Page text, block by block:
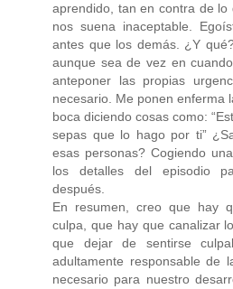
aprendido, tan en contra de
nos suena inaceptable.
antes que los demás. ¿Y
aunque sea de vez en
anteponer las propias
necesario. Me ponen enferma
boca diciendo cosas como:
sepas que lo hago por ti”
esas personas? Cogiendo
los detalles del episodio
después.
En resumen, creo que hay
culpa, que hay que canalizar
que dejar de sentirse
adultamente responsable de
necesario para nuestro